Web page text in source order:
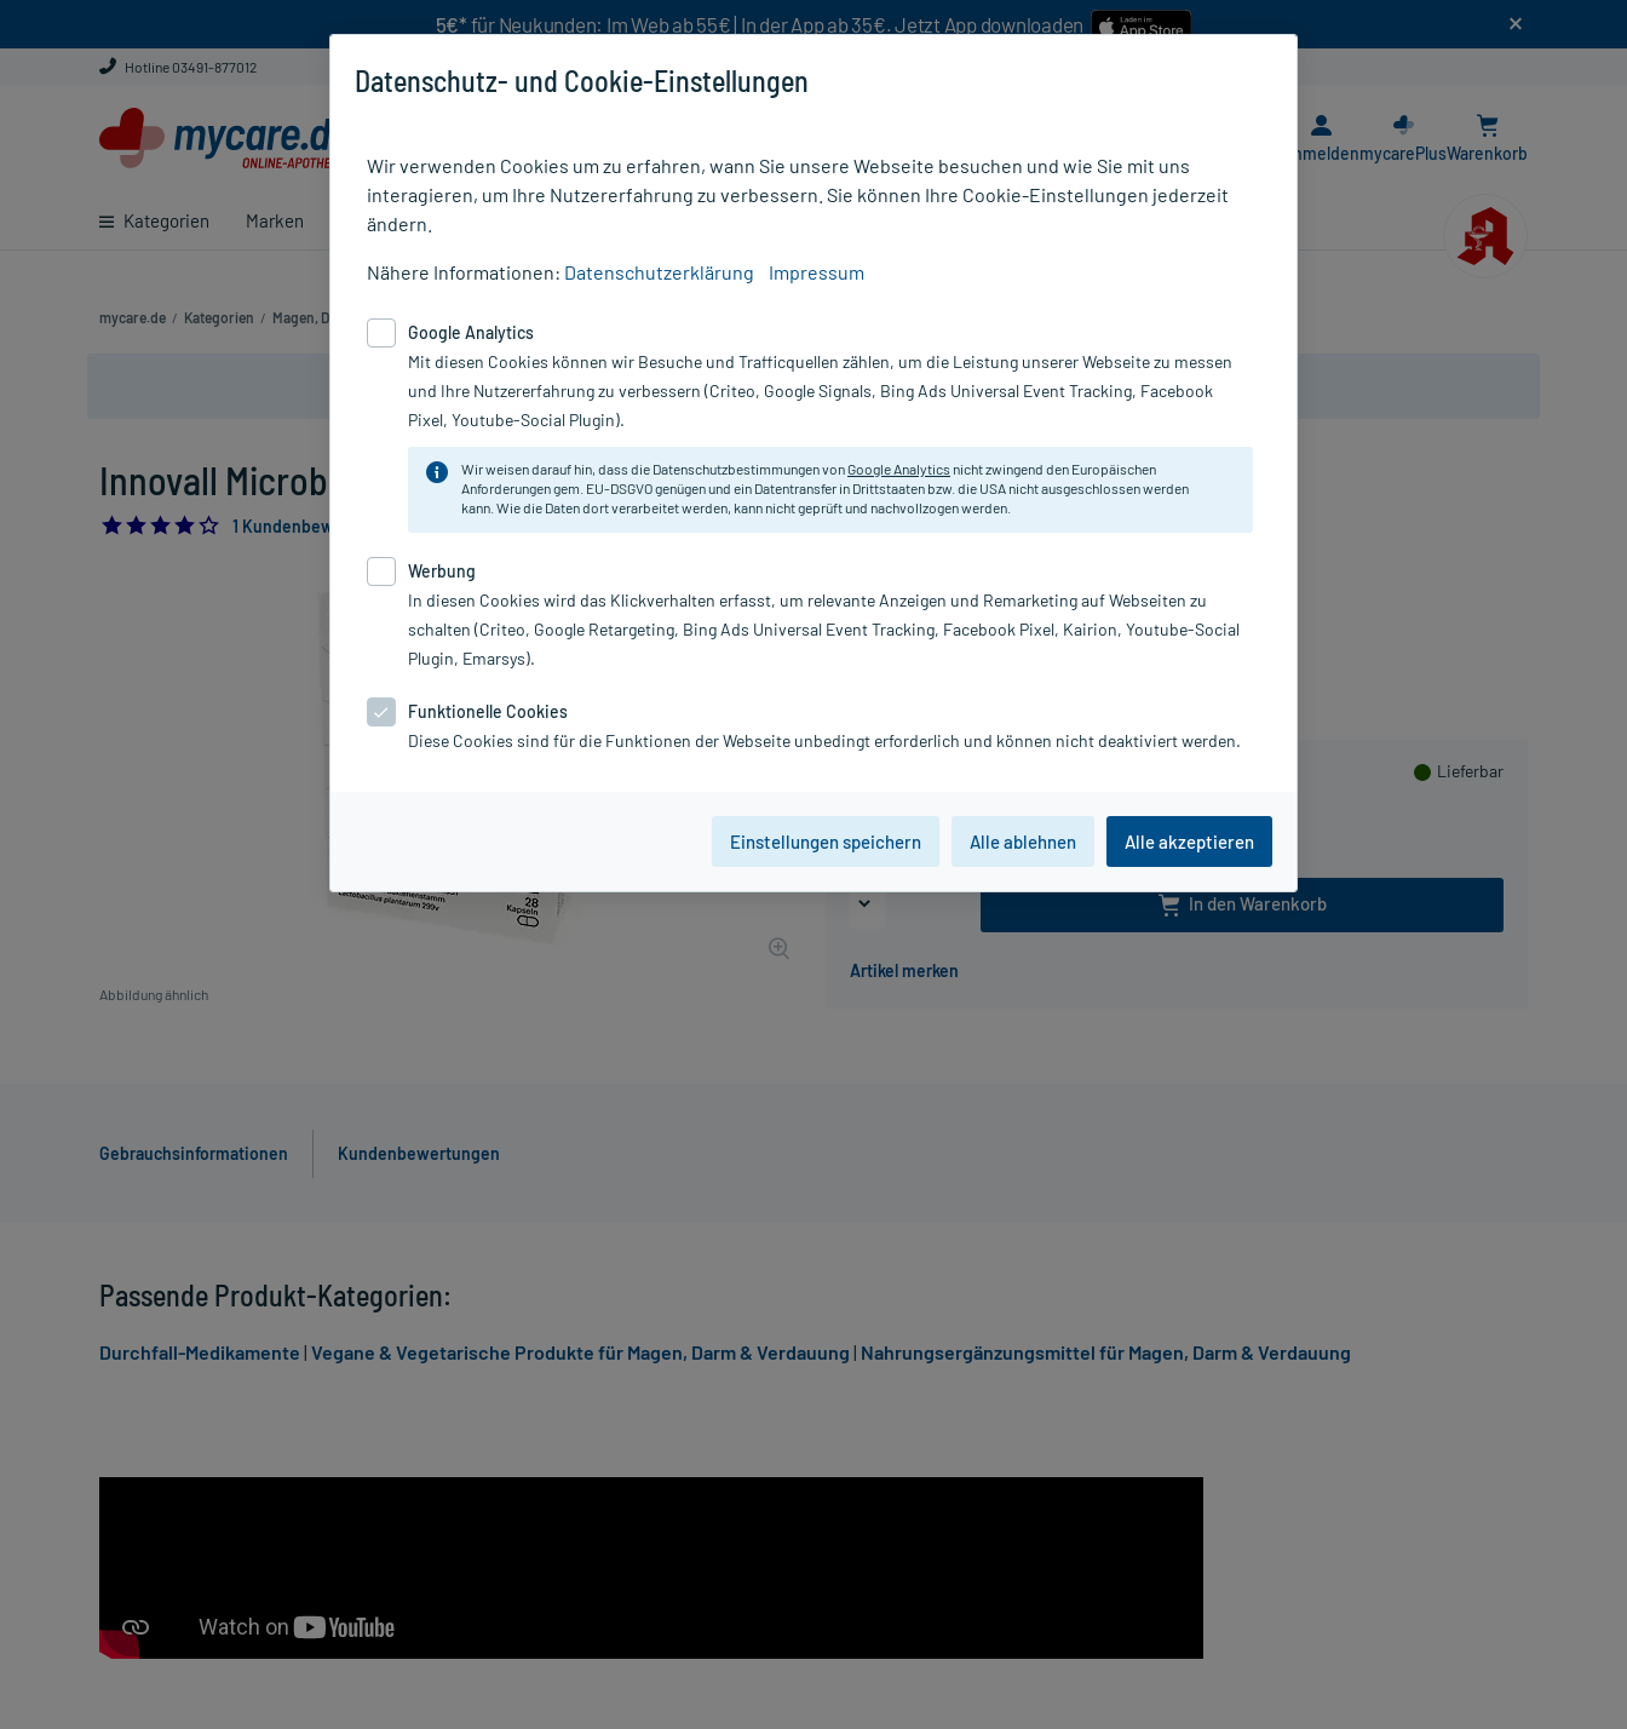
5€* für Neukunden: Im Web ab 55€ | In der App ab 35€. Jetzt App downloaden
Hotline 03491-877012
Kategorien Marken Ratgeber
AnmeldenmycarePlusWarenkorb
mycare.de / Kategorien / Magen, Darm & Verdauung
Nur für kurze Zeit:Gratis-Versand* ab 19€ Mindestbestellwert!
Innovall Microbiotic RDS Kapseln, 28 St
4.0
1 Kundenbewertung*
Abbildung ähnlich
Lieferbar
14 St 28 St 84 St
In den Warenkorb
Nahrungsergänzungsmittel mit Lactobacillus plantarum 299v.
Darreichung:
Kapseln
Hersteller:
WEBER & WEBER GmbH
Gebrauchsinformationen Kundenbewertungen
Passende Produkt-Kategorien:
Durchfall-Medikamente | Vegane & Vegetarische Produkte für Magen, Darm & Verdauung | Nahrungsergänzungsmittel für Magen, Darm & Verdauung
Datenschutz- und Cookie-Einstellungen
Wir verwenden Cookies um zu erfahren, wann Sie unsere Webseite besuchen und wie Sie mit uns
interagieren, um Ihre Nutzererfahrung zu verbessern. Sie können Ihre Cookie-Einstellungen jederzeit
ändern.
Nähere Informationen: Datenschutzerklärung Impressum
Google Analytics
Mit diesen Cookies können wir Besuche und Trafficquellen zählen, um die Leistung unserer Webseite zu messen
und Ihre Nutzererfahrung zu verbessern (Criteo, Google Signals, Bing Ads Universal Event Tracking, Facebook
Pixel, Youtube-Social Plugin).
Wir weisen darauf hin, dass die Datenschutzbestimmungen vonGoogle Analytics nicht zwingend den Europäischen
Anforderungen gem. EU-DSGVO genügen und ein Datentransfer in Drittstaaten bzw. die USA nicht ausgeschlossen werden
kann. Wie die Daten dort verarbeitet werden, kann nicht geprüft und nachvollzogen werden.
Werbung
In diesen Cookies wird das Klickverhalten erfasst, um relevante Anzeigen und Remarketing auf Webseiten zu
schalten (Criteo, Google Retargeting, Bing Ads Universal Event Tracking, Facebook Pixel, Kairion, Youtube-Social
Plugin, Emarsys).
Funktionelle Cookies
Diese Cookies sind für die Funktionen der Webseite unbedingt erforderlich und können nicht deaktiviert werden.
Einstellungen speichern Alle ablehnen Alle akzeptieren